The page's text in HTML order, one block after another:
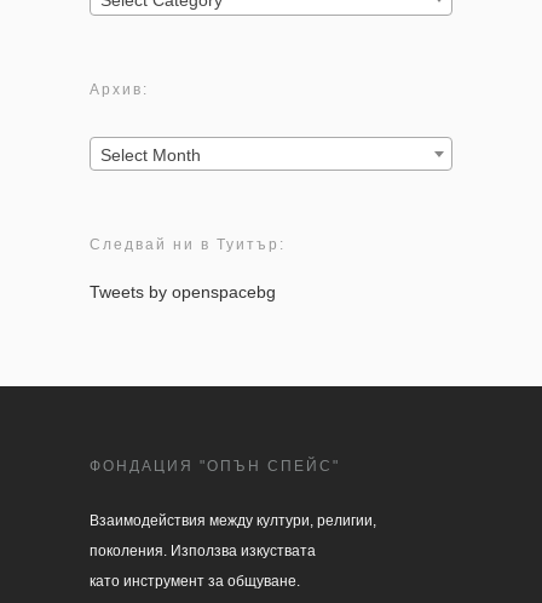
Архив:
Архив:
Select Month
Следвай ни в Туитър:
Tweets by openspacebg
ФОНДАЦИЯ "ОПЪН СПЕЙС"
Взаимодействия между култури, религии,
поколения. Използва изкуствата
като инструмент за общуване.